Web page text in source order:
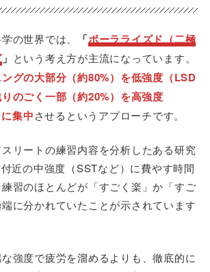
の世界では、 「ポーラライズド（二極
」 という考え方が主流になっています。
ングの大部分（約80%）を低強度（LSD
のごく一部（約20%）を高強度
集中させるというアプローチです。
リートの練習内容を分析したある研究
近の中強度（SSTなど）に費やす時間
習のほとんどが「すごく楽」か「すご
に分かれていたことが示されています
強度で疲労を溜めるよりも、徹底的に